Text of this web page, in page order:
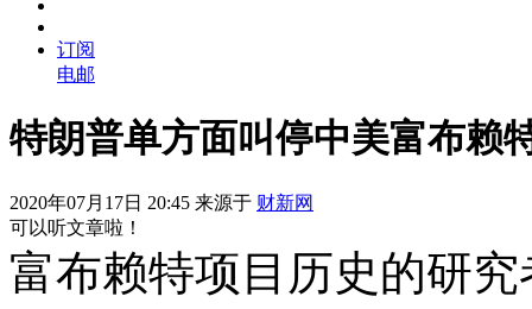
订阅
电邮
特朗普单方面叫停中美富布赖
2020年07月17日 20:45 来源于 财新网
可以听文章啦！
富布赖特项目历史的研